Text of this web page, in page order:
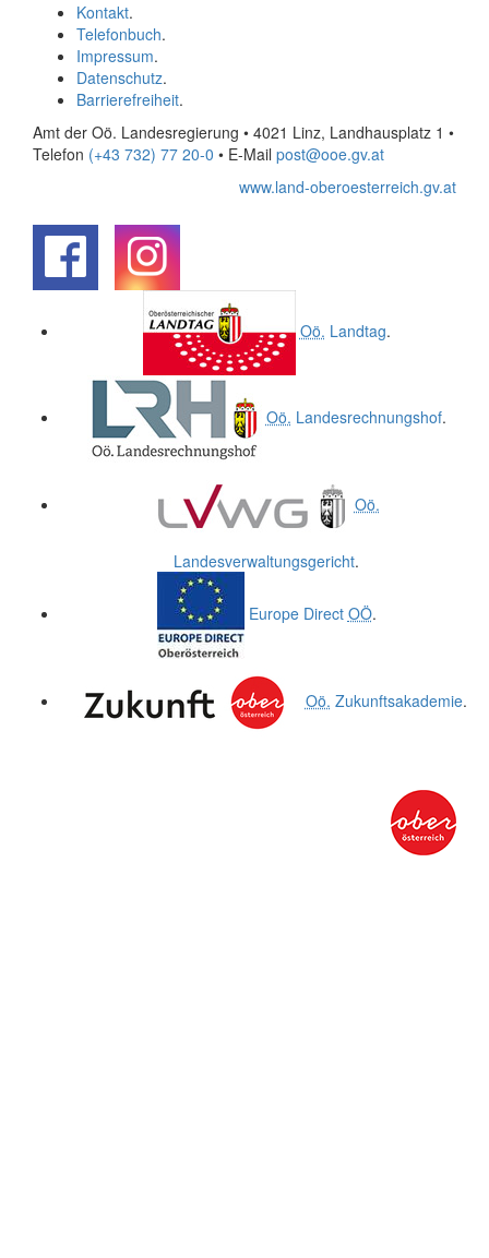
Kontakt.
Telefonbuch.
Impressum.
Datenschutz.
Barrierefreiheit.
Amt der Oö. Landesregierung • 4021 Linz, Landhausplatz 1 •
Telefon (+43 732) 77 20-0 • E-Mail post@ooe.gv.at
www.land-oberoesterreich.gv.at
Oö. Landtag.
Oö. Landesrechnungshof.
Oö.
Landesverwaltungsgericht.
Europe Direct OÖ.
Oö. Zukunftsakademie.